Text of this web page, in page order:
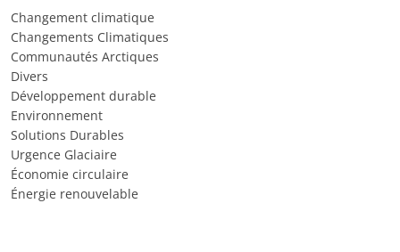
Changement climatique
Changements Climatiques
Communautés Arctiques
Divers
Développement durable
Environnement
Solutions Durables
Urgence Glaciaire
Économie circulaire
Énergie renouvelable